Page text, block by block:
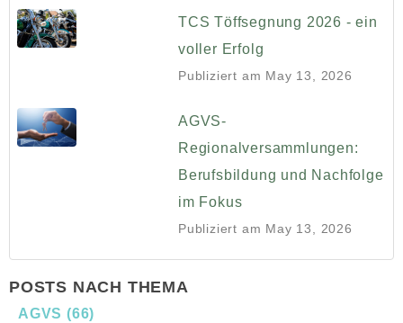
TCS Töffsegnung 2026 - ein
voller Erfolg
Publiziert am May 13, 2026
AGVS-
Regionalversammlungen:
Berufsbildung und Nachfolge
im Fokus
Publiziert am May 13, 2026
POSTS NACH THEMA
AGVS (66)